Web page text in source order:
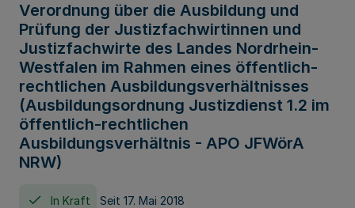
Verordnung über die Ausbildung und
Prüfung der Justizfachwirtinnen und
Justizfachwirte des Landes Nordrhein-
Westfalen im Rahmen eines öffentlich-
rechtlichen Ausbildungsverhältnisses
(Ausbildungsordnung Justizdienst 1.2 im
öffentlich-rechtlichen
Ausbildungsverhältnis - APO JFWörA
NRW)
In Kraft Seit 17. Mai 2018